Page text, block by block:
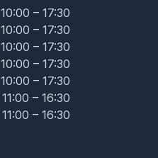
10:00 – 17:30
10:00 – 17:30
10:00 – 17:30
10:00 – 17:30
10:00 – 17:30
11:00 – 16:30
11:00 – 16:30